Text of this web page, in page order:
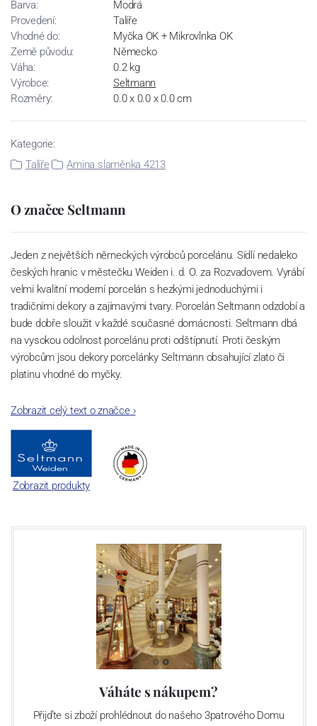
Barva:
Modrá
Provedení:
Talíře
Vhodné do:
Myčka OK + Mikrovlnka OK
Země původu:
Německo
Váha:
0.2 kg
Výrobce:
Seltmann
Rozměry:
0.0 x 0.0 x 0.0 cm
Kategorie:
Talíře
Amina slaměnka 4213
O značce Seltmann
Jeden z největších německých výrobců porcelánu. Sídlí nedaleko
českých hranic v městečku Weiden i. d. O. za Rozvadovem. Vyrábí
velmi kvalitní moderní porcelán s hezkými jednoduchými i
tradičními dekory a zajímavými tvary. Porcelán Seltmann odzdobí a
bude dobře sloužit v každé současné domácnosti. Seltmann dbá
na vysokou odolnost porcelánu proti odštípnutí. Proti českým
výrobcům jsou dekory porcelánky Seltmann obsahující zlato či
platinu vhodné do myčky.
Zobrazit celý text o značce›
Zobrazit produkty
Váháte s nákupem?
Přijďte si zboží prohlédnout do našeho 3patrového Domu